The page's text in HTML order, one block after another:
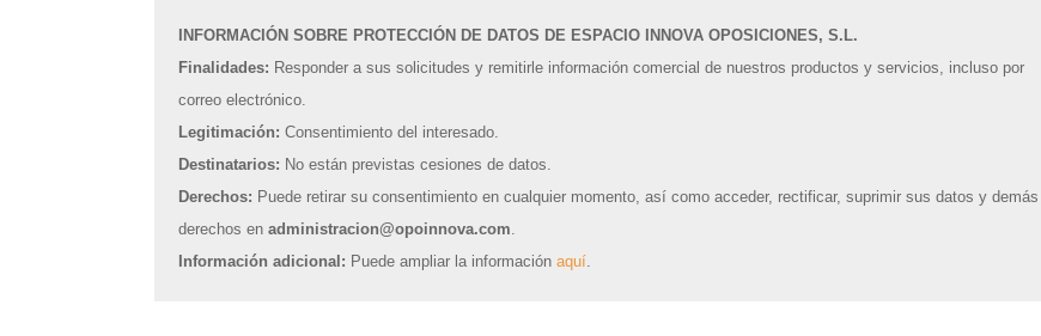
INFORMACIÓN SOBRE PROTECCIÓN DE DATOS DE ESPACIO INNOVA OPOSICIONES, S.L.
Finalidades: Responder a sus solicitudes y remitirle información comercial de nuestros productos y servicios, incluso por
correo electrónico.
Legitimación: Consentimiento del interesado.
Destinatarios: No están previstas cesiones de datos.
Derechos: Puede retirar su consentimiento en cualquier momento, así como acceder, rectificar, suprimir sus datos y demás
derechos enadministracion@opoinnova.com
Información adicional: Puede ampliar la informaciónaquí